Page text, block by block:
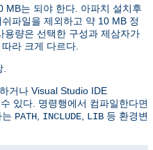
MB는 되야 한다. 아파치 설치후
파일을 제외하고 약 10 MB 정
용량은 선택한 구성과 제삼자가
라 크게 다르다.
거나 Visual Studio IDE
있다. 명령행에서 컴파일한다면
PATH INCLUDE LIB 등 환경변